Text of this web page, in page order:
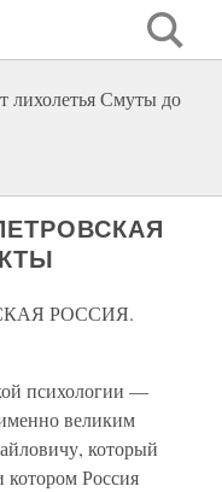
Смуты до
РОССИЯ.
психологии —
великим
который
Россия